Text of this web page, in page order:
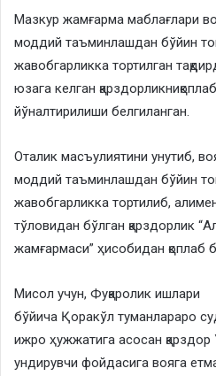
Мазкур жамғарма маблағлари
моддий таъминлашдан бўйин
жавобгарликка тортилган
юзага келган
йўналтирилиши белгиланган.
Оталик масъулиятини унутиб,
моддий таъминлашдан бўйин
жавобгарликка тортилиб,
тўловидан бўлган қарздорлик
жамғармаси” ҳисобидан қоплаб
Мисол учун, Фуқаролик ишлари
бўйича Қоракўл туманлараро
ижро ҳужжатига асосан
ундирувчи фойдасига вояга